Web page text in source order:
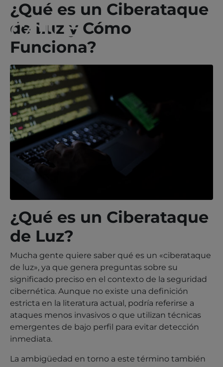
¿Qué es un Ciberataque
de Luz y Cómo
Funciona?
¿Qué es un Ciberataque
de Luz?
Mucha gente quiere saber qué es un «ciberataque
de luz», ya que genera preguntas sobre su
significado preciso en el contexto de la seguridad
cibernética. Aunque no existe una definición
estricta en la literatura actual, podría referirse a
ataques menos invasivos o que utilizan técnicas
emergentes de bajo perfil para evitar detección
inmediata.
La ambigüedad en torno a este término también